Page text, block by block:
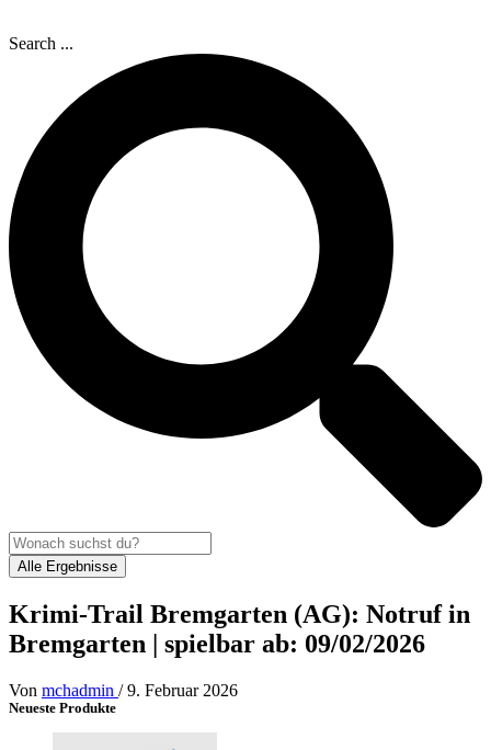
Search ...
Alle Ergebnisse
Krimi-Trail Bremgarten (AG): Notruf in
Bremgarten | spielbar ab: 09/02/2026
Von mchadmin /9. Februar 2026
Neueste Produkte